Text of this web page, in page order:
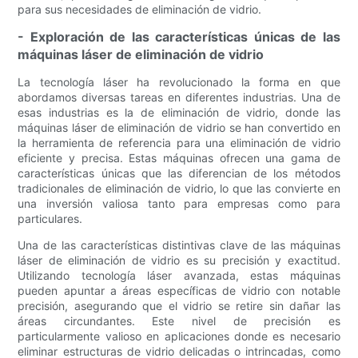
para sus necesidades de eliminación de vidrio.
- Exploración de las características únicas de las
máquinas láser de eliminación de vidrio
La tecnología láser ha revolucionado la forma en que
abordamos diversas tareas en diferentes industrias. Una de
esas industrias es la de eliminación de vidrio, donde las
máquinas láser de eliminación de vidrio se han convertido en
la herramienta de referencia para una eliminación de vidrio
eficiente y precisa. Estas máquinas ofrecen una gama de
características únicas que las diferencian de los métodos
tradicionales de eliminación de vidrio, lo que las convierte en
una inversión valiosa tanto para empresas como para
particulares.
Una de las características distintivas clave de las máquinas
láser de eliminación de vidrio es su precisión y exactitud.
Utilizando tecnología láser avanzada, estas máquinas
pueden apuntar a áreas específicas de vidrio con notable
precisión, asegurando que el vidrio se retire sin dañar las
áreas circundantes. Este nivel de precisión es
particularmente valioso en aplicaciones donde es necesario
eliminar estructuras de vidrio delicadas o intrincadas, como